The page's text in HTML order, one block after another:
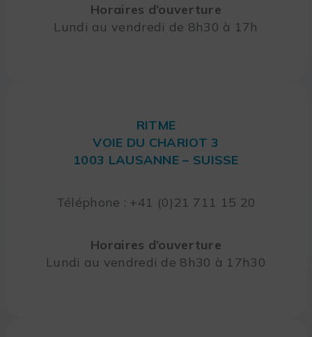
Horaires d’ouverture
Lundi au vendredi de 8h30 à 17h
RITME
VOIE DU CHARIOT 3
1003 LAUSANNE – SUISSE
Téléphone : +41 (0)21 711 15 20
Horaires d’ouverture
Lundi au vendredi de 8h30 à 17h30